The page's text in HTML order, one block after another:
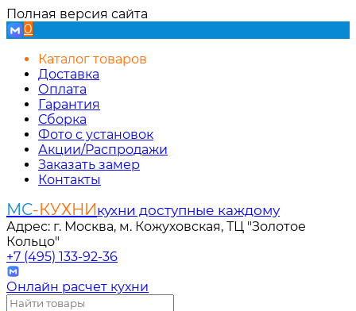
Полная версия сайта
0
Каталог товаров
Доставка
Оплата
Гарантия
Сборка
Фото с установок
Акции/Распродажи
Заказать замер
Контакты
МС-КУХНИкухни доступные каждому
Адрес: г. Москва, м. Кожуховская, ТЦ "Золотое
Кольцо"
+7 (495) 133-92-36
Онлайн расчет кухни